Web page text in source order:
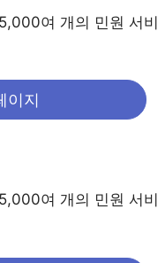
여 개의 민원 서비
이지
여 개의 민원 서비